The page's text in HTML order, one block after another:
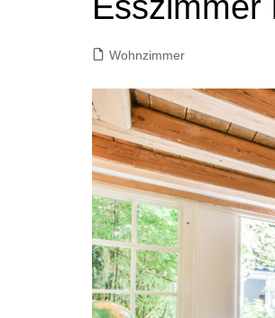
Wohnzimmer